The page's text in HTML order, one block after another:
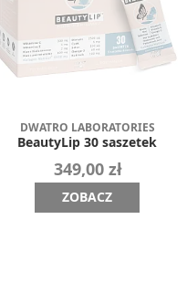
DWATRO LABORATORIES
BeautyLip 30 saszetek
349,00 zł
ZOBACZ